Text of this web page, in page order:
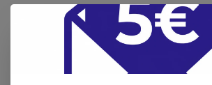
Vertrouwd adres sinds 1959!
Voor 16.00uur besteld
, dezelfde
verzending inNL & BEvanaf